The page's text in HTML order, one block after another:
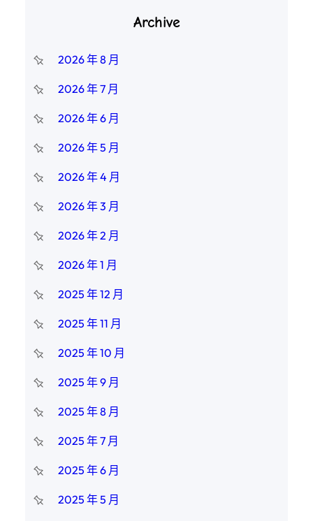
Archive
2026 年 8 月
2026 年 7 月
2026 年 6 月
2026 年 5 月
2026 年 4 月
2026 年 3 月
2026 年 2 月
2026 年 1 月
2025 年 12 月
2025 年 11 月
2025 年 10 月
2025 年 9 月
2025 年 8 月
2025 年 7 月
2025 年 6 月
2025 年 5 月